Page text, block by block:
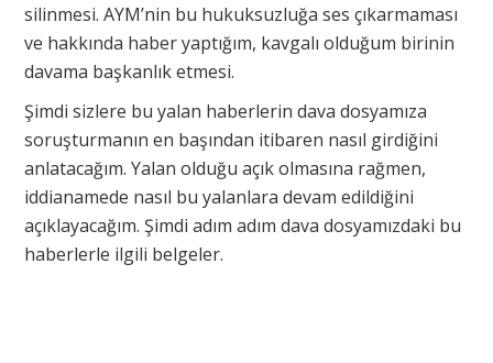
silinmesi. AYM’nin bu hukuksuzluğa ses çıkarmaması
ve hakkında haber yaptığım, kavgalı olduğum birinin
davama başkanlık etmesi.
Şimdi sizlere bu yalan haberlerin dava dosyamıza
soruşturmanın en başından itibaren nasıl girdiğini
anlatacağım. Yalan olduğu açık olmasına rağmen,
iddianamede nasıl bu yalanlara devam edildiğini
açıklayacağım. Şimdi adım adım dava dosyamızdaki bu
haberlerle ilgili belgeler.